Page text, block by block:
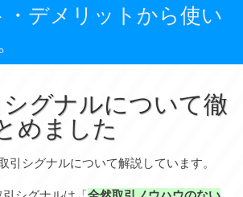
・デメリットから使い
グナルについて徹
めました
引シグナルについて解説しています。